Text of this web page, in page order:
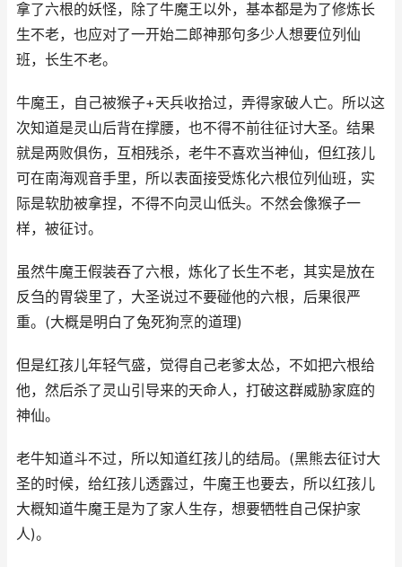
拿了六根的妖怪，除了牛魔王以外，基本都是为了修炼长
生不老，也应对了一开始二郎神那句多少人想要位列仙
班，长生不老。
牛魔王，自己被猴子+天兵收拾过，弄得家破人亡。所以这
次知道是灵山后背在撑腰，也不得不前往征讨大圣。结果
就是两败俱伤，互相残杀，老牛不喜欢当神仙，但红孩儿
可在南海观音手里，所以表面接受炼化六根位列仙班，实
际是软肋被拿捏，不得不向灵山低头。不然会像猴子一
样，被征讨。
虽然牛魔王假装吞了六根，炼化了长生不老，其实是放在
反刍的胃袋里了，大圣说过不要碰他的六根，后果很严
重。(大概是明白了兔死狗烹的道理)
但是红孩儿年轻气盛，觉得自己老爹太怂，不如把六根给
他，然后杀了灵山引导来的天命人，打破这群威胁家庭的
神仙。
老牛知道斗不过，所以知道红孩儿的结局。(黑熊去征讨大
圣的时候，给红孩儿透露过，牛魔王也要去，所以红孩儿
大概知道牛魔王是为了家人生存，想要牺牲自己保护家
人)。